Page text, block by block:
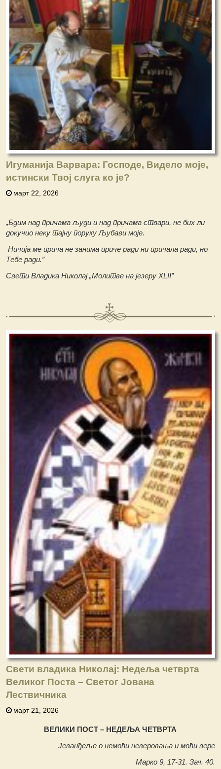
Игуманија Варвара: Господе, Видело моје,
истински Твој слуга ко је?
март 22, 2026
„Бдим над причама људи и над причама ствари, не бих ли
докучио неку тајну поруку Љубави моје.
Ничија ме прича не занима приче ради ни причала ради, но
Тебе ради.”
Свети Владика Николај „Молитве на језеру XLII”
Свети владика Николај: Недеља четврта
Великог Поста – Свeтог Јована
Лествичника
март 21, 2026
ВЕЛИКИ ПОСТ – НЕДЕЉА ЧЕТВРТА
Јеванђеље о немоћи неверовања и моћи вере
Марко 9, 17-31. Зач. 40.